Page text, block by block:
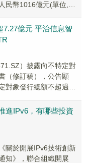
民幣1016億元(單位,下
億元 平治信息智
）披露向不特定對
（修訂稿），公告顯
對象發行總額不超過人
進IPv6，有哪些投資
關於開展IPv6技術創新
知》，聯合組織開展